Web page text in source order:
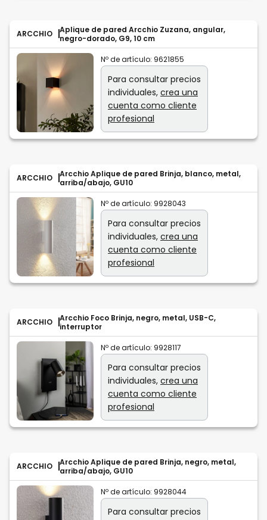
ARCCHIO
Aplique de pared Arcchio Zuzana, angular,
negro-dorado, G9, 10 cm
Nº de artículo: 9621855
Para consultar precios
individuales, crea una
cuenta como cliente
profesional
ARCCHIO
Arcchio Aplique de pared Brinja, blanco, metal,
arriba/abajo, GU10
Nº de artículo: 9928043
Para consultar precios
individuales, crea una
cuenta como cliente
profesional
ARCCHIO
Arcchio Foco Brinja, negro, metal, USB-C,
interruptor
Nº de artículo: 9928117
Para consultar precios
individuales, crea una
cuenta como cliente
profesional
ARCCHIO
Arcchio Aplique de pared Brinja, negro, metal,
arriba/abajo, GU10
Nº de artículo: 9928044
Para consultar precios